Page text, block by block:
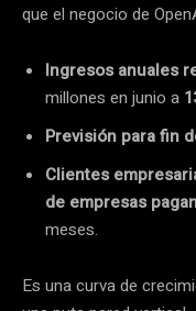
que el negocio de
Ingresos anuales
millones en junio a
Previsión para fin
Clientes
de empresas
meses.
Es una curva de